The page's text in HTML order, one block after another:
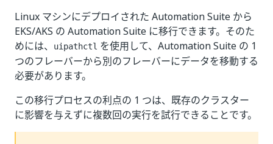
Linux マシンにデプロイされた Automation Suite から
EKS/AKS の Automation Suite に移行できます。そのた
めには、
uipathctl を使用して、Automation Suite の 1
つのフレーバーから別のフレーバーにデータを移動する
必要があります。
この移行プロセスの利点の 1 つは、既存のクラスター
に影響を与えずに複数回の実行を試行できることです。